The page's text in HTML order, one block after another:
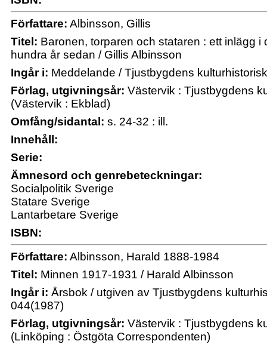
Författare: Albinsson, Gillis
Titel: Baronen, torparen och stataren : ett inlägg
hundra år sedan / Gillis Albinsson
Ingår i: Meddelande / Tjustbygdens
Förlag, utgivningsår: Västervik : Tjustbygdens
(Västervik : Ekblad)
Omfång/sidantal: s. 24-32 : ill.
Innehåll:
Serie:
Ämnesord och genrebeteckningar:
Socialpolitik Sverige
Statare Sverige
Lantarbetare Sverige
ISBN:
Författare: Albinsson, Harald 1888-1984
Titel: Minnen 1917-1931 / Harald Albinsson
Ingår i: Årsbok / utgiven av Tjustbygdens
044(1987)
Förlag, utgivningsår: Västervik : Tjustbygdens
(Linköping : Östgöta Correspondenten)